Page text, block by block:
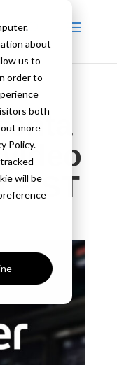
about
us to
order to
both
more
Policy.
will beST